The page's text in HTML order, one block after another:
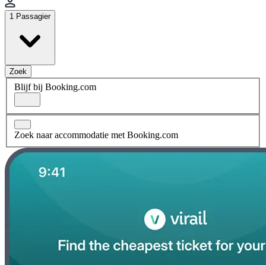
1 Passagier
Zoek
Blijf bij Booking.com
Zoek naar accommodatie met Booking.com